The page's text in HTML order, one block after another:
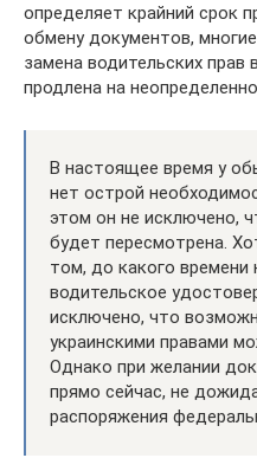
определяет крайний срок
обмену документов,
замена водительских прав
продлена на
В настоящее время у
нет острой
этом он не исключено,
будет пересмотрена.
том, до какого времени
водительское
исключено, что
украинскими правами
Однако при желании
прямо сейчас, не
распоряжения